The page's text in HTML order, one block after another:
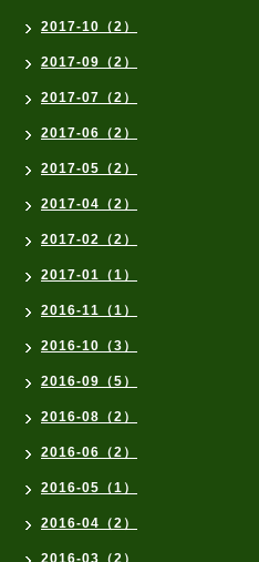
2017-10（2）
2017-09（2）
2017-07（2）
2017-06（2）
2017-05（2）
2017-04（2）
2017-02（2）
2017-01（1）
2016-11（1）
2016-10（3）
2016-09（5）
2016-08（2）
2016-06（2）
2016-05（1）
2016-04（2）
2016-03（2）